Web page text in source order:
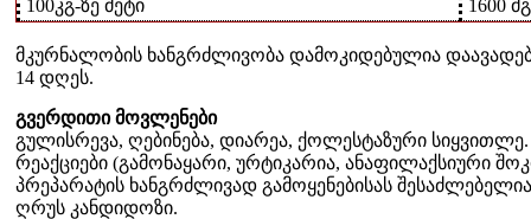
100კგ-ზე მეტი
1600 მგ
მკურნალობის ხანგრძლივობა დამოკიდებულია
14 დღეს.
გვერდითი მოვლენები
გულისრევა, ღებინება, დიარეა, ქოლესტაზური
რეაქციები (გამონაყარი, ურტიკარია, ანაფილაქსიური
პრეპარატის ხანგრძლივად გამოყენებისას
ღრუს კანდიდოზი.